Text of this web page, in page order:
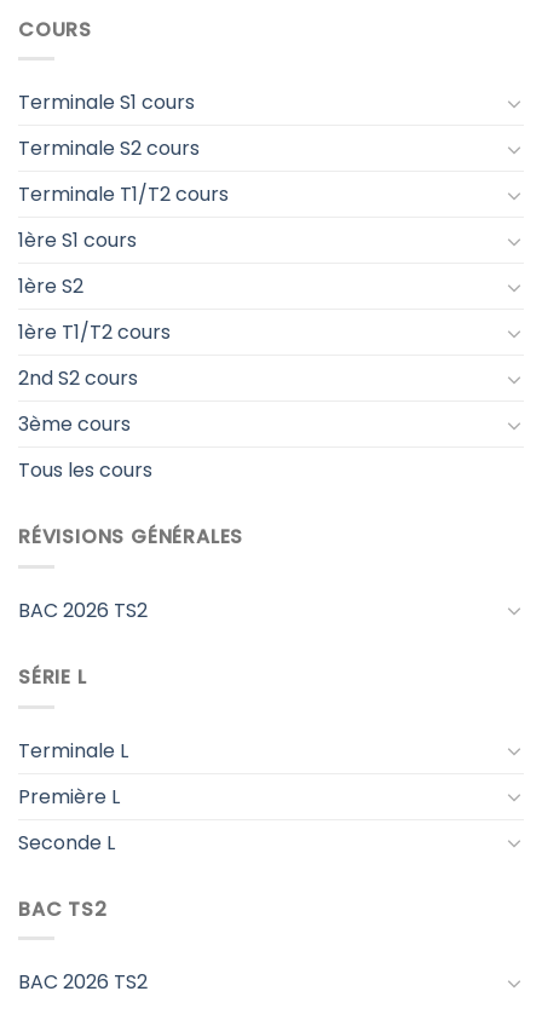
COURS
Terminale S1 cours
Terminale S2 cours
Terminale T1/T2 cours
1ère S1 cours
1ère S2
1ère T1/T2 cours
2nd S2 cours
3ème cours
Tous les cours
RÉVISIONS GÉNÉRALES
BAC 2026 TS2
SÉRIE L
Terminale L
Première L
Seconde L
BAC TS2
BAC 2026 TS2